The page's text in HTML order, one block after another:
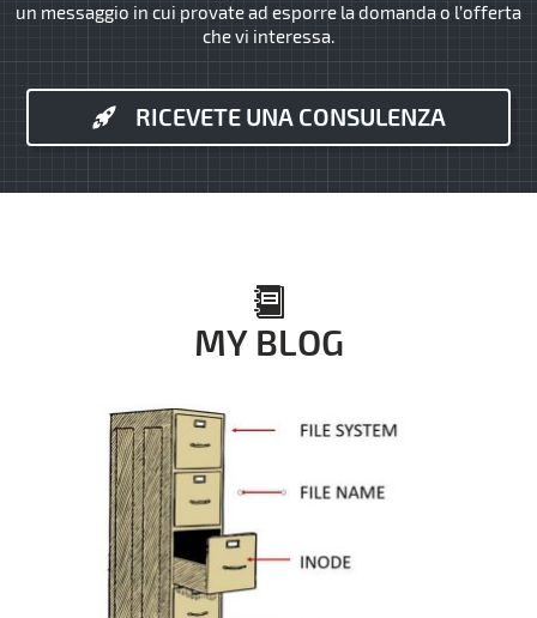
un messaggio in cui provate ad esporre la domanda o l’offerta
che vi interessa.
RICEVETE UNA CONSULENZA
MY BLOG